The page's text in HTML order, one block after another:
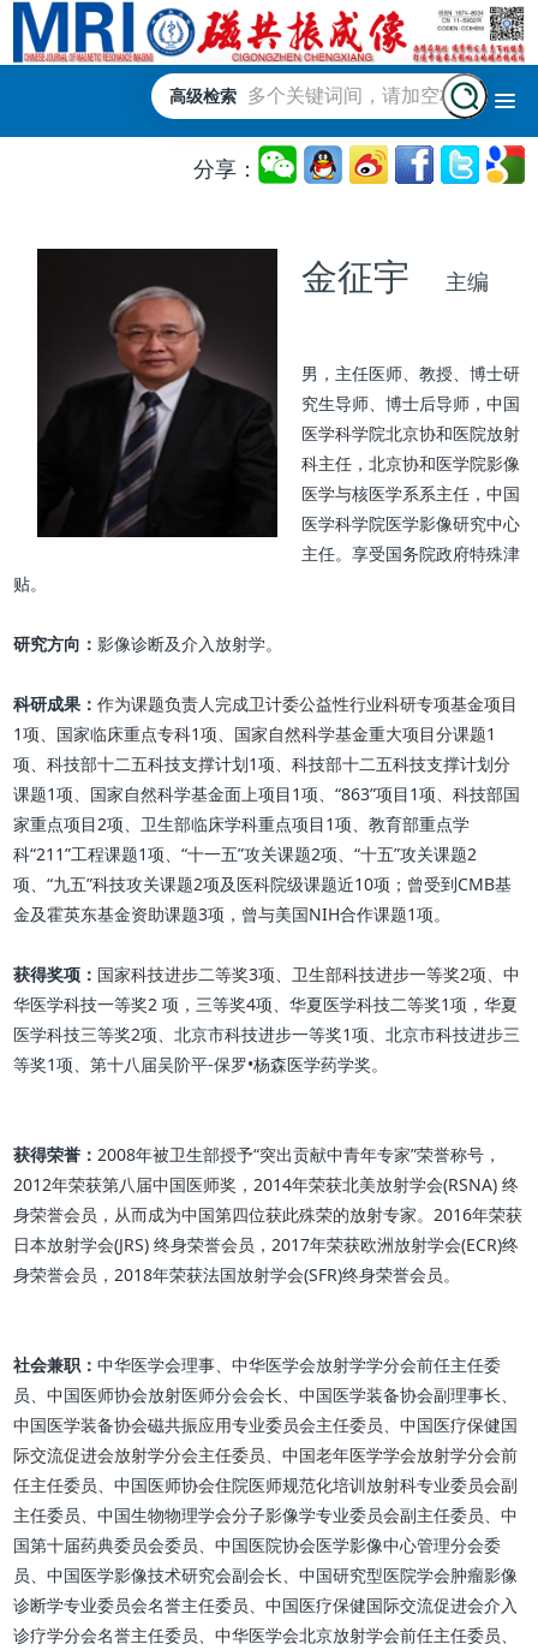
高级检索
分享：
金征宇主编
男，主任医师、教授、博士研
究生导师、博士后导师，中国
医学科学院北京协和医院放射
科主任，北京协和医学院影像
医学与核医学系系主任，中国
医学科学院医学影像研究中心
主任。享受国务院政府特殊津
贴。
研究方向：影像诊断及介入放射学。
科研成果：作为课题负责人完成卫计委公益性行业科研专项基金项目
1项、国家临床重点专科1项、国家自然科学基金重大项目分课题1
项、科技部十二五科技支撑计划1项、科技部十二五科技支撑计划分
课题1项、国家自然科学基金面上项目1项、“863”项目1项、科技部国
家重点项目2项、卫生部临床学科重点项目1项、教育部重点学
科“211”工程课题1项、“十一五”攻关课题2项、“十五”攻关课题2
项、“九五”科技攻关课题2项及医科院级课题近10项；曾受到CMB基
金及霍英东基金资助课题3项，曾与美国NIH合作课题1项。
获得奖项： 国家科技进步二等奖3项、卫生部科技进步一等奖2项、中
华医学科技一等奖2 项，三等奖4项、华夏医学科技二等奖1项，华夏
医学科技三等奖2项、北京市科技进步一等奖1项、北京市科技进步三
等奖1项、第十八届吴阶平-保罗•杨森医学药学奖。
获得荣誉：2008年被卫生部授予“突出贡献中青年专家”荣誉称号，
2012年荣获第八届中国医师奖，2014年荣获北美放射学会(RSNA) 终
身荣誉会员，从而成为中国第四位获此殊荣的放射专家。2016年荣获
日本放射学会(JRS) 终身荣誉会员，2017年荣获欧洲放射学会(ECR)终
身荣誉会员，2018年荣获法国放射学会(SFR)终身荣誉会员。
社会兼职：中华医学会理事、中华医学会放射学学分会前任主任委
员、中国医师协会放射医师分会会长、中国医学装备协会副理事长、
中国医学装备协会磁共振应用专业委员会主任委员、中国医疗保健国
际交流促进会放射学分会主任委员、中国老年医学学会放射学分会前
任主任委员、中国医师协会住院医师规范化培训放射科专业委员会副
主任委员、中国生物物理学会分子影像学专业委员会副主任委员、中
国第十届药典委员会委员、中国医院协会医学影像中心管理分会委
员、中国医学影像技术研究会副会长、中国研究型医院学会肿瘤影像
诊断学专业委员会名誉主任委员、中国医疗保健国际交流促进会介入
诊疗学分会名誉主任委员、中华医学会北京放射学会前任主任委员、